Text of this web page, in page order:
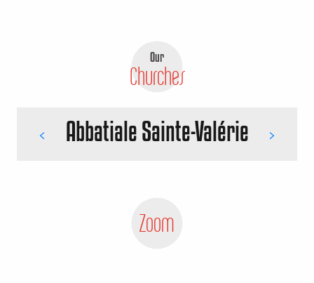
Our
Churches
Abbatiale Sainte-Valérie
Zoom